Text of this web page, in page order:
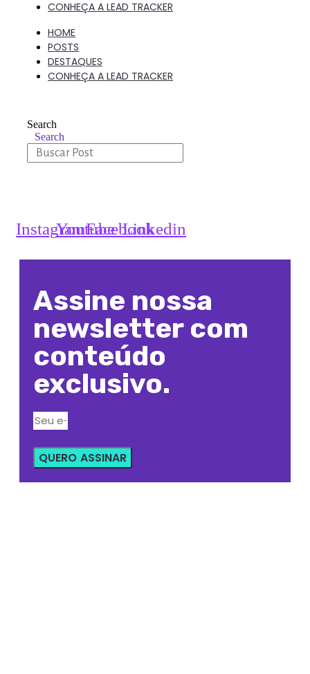
CONHEÇA A LEAD TRACKER
HOME
POSTS
DESTAQUES
CONHEÇA A LEAD TRACKER
Search
Search
InstagramYoutubeFacebookLinkedin
Assine nossa
newsletter com
conteúdo
exclusivo.
QUERO ASSINAR